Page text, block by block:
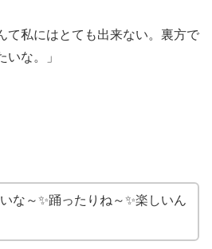
て私にはとても出来ない。裏方で
いな。」
な～✨踊ったりね～✨楽しいん